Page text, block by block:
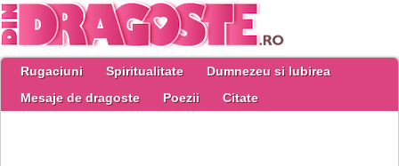
Rugaciuni Spiritualitate
Dumnezeu si Iubirea
Mesaje de dragoste
Poezii Citate